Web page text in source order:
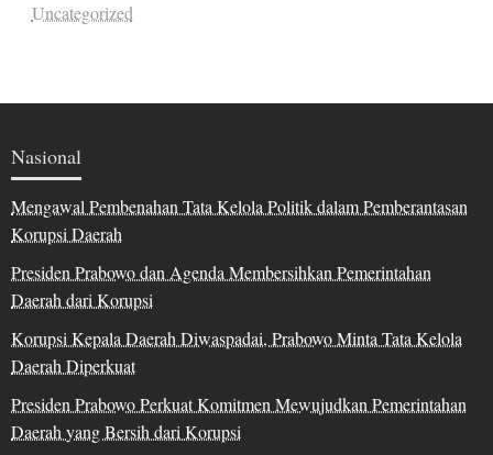
Uncategorized
Nasional
Mengawal Pembenahan Tata Kelola Politik dalam Pemberantasan
Korupsi Daerah
Presiden Prabowo dan Agenda Membersihkan Pemerintahan
Daerah dari Korupsi
Korupsi Kepala Daerah Diwaspadai, Prabowo Minta Tata Kelola
Daerah Diperkuat
Presiden Prabowo Perkuat Komitmen Mewujudkan Pemerintahan
Daerah yang Bersih dari Korupsi